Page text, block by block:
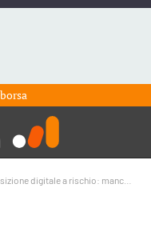
digitale a rischio: mancano 362mila lavoratori con competenze avanzate